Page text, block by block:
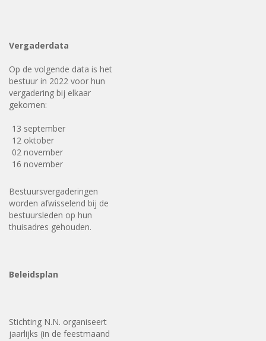
Vergaderdata
Op de volgende data is het
bestuur in 2022 voor hun
vergadering bij elkaar
gekomen:
13 september
12 oktober
02 november
16 november
Bestuursvergaderingen
worden afwisselend bij de
bestuursleden op hun
thuisadres gehouden.
Beleidsplan
Stichting N.N. organiseert
jaarlijks (in de feestmaand